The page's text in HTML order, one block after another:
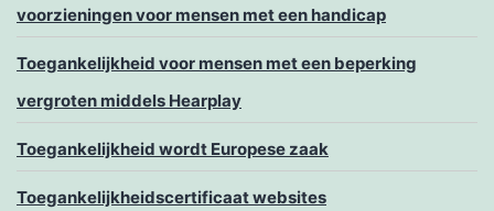
voorzieningen voor mensen met een handicap
Toegankelijkheid voor mensen met een beperking
vergroten middels Hearplay
Toegankelijkheid wordt Europese zaak
Toegankelijkheidscertificaat websites